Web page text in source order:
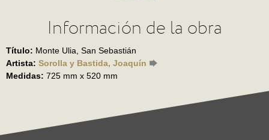
Información de la obra
Título: Monte Ulia, San Sebastián
Artista: Sorolla y Bastida, Joaquín
Medidas: 725 mm x 520 mm